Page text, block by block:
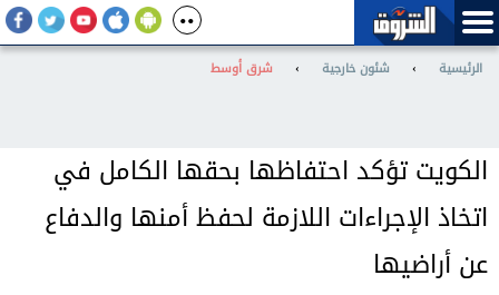
الرئيسية › شئون خارجية › شرق أوسط
الكويت تؤكد احتفاظها بحقها الكامل في
اتخاذ الإجراءات اللازمة لحفظ أمنها والدفاع
عن أراضيها